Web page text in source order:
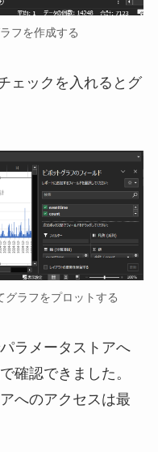
フを作成する
ェックを入れるとグ
グラフをプロットする
ラメータストアへ
確認できました。
へのアクセスは最